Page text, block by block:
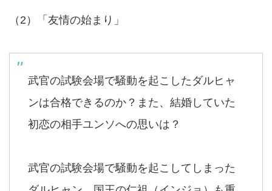
（2）「友情の始まり」
武官の試験会場で騒動を起こしたダルヒャ
ンは合格できるのか？また、結婚していた
初恋の相手ユンソへの思いは？
武官の試験会場で騒動を起こしてしまった